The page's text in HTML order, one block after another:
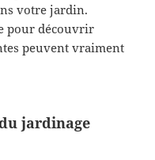
votre jardin.
pour découvrir
peuvent vraiment
jardinage